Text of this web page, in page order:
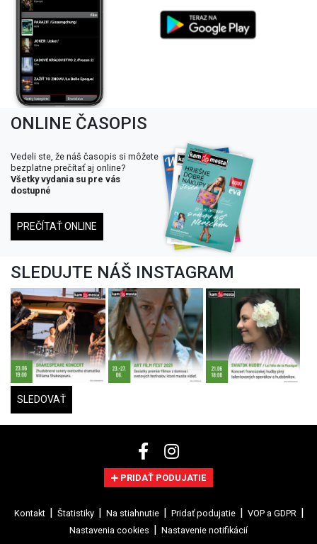
ONLINE ČASOPIS
Vedeli ste, že náš časopis si môžete
bezplatne prečítať aj online?
Všetky vydania su pre vás
dostupné
PREČÍTAŤ ONLINE
SLEDUJTE NÁŠ INSTAGRAM
SLEDOVAŤ
PRIDAŤ PODUJATIE
Kontakt Štatistiky Na stiahnutie Pridať podujatie
VOP a GDPR
Nastavenia cookies
Nastavenie notifikácií